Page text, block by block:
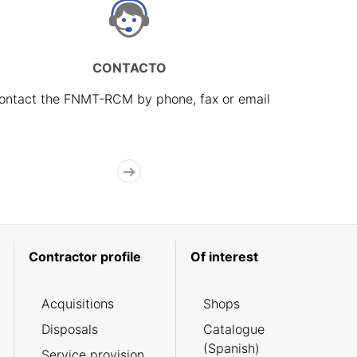
CONTACTO
the FNMT-RCM by phone, fax or email
Contractor profile
Acquisitions
Disposals
Of interest
Shops
Catalogue
(Spanish)